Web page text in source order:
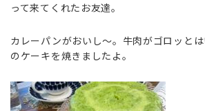
って来てくれたお友達。
カレーパンがおいし〜。牛肉がゴロッと
のケーキを焼きましたよ。